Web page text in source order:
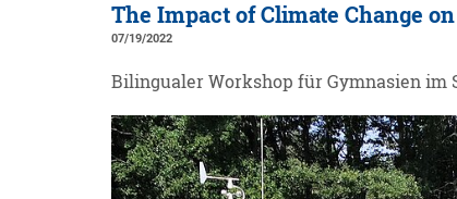
The Impact of Climate Change
07/19/2022
Bilingualer Workshop für Gymnasien im